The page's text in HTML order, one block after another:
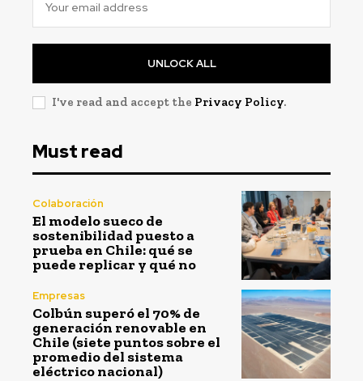
UNLOCK ALL
I've read and accept the Privacy Policy.
Must read
Colaboración
El modelo sueco de
sostenibilidad puesto a
prueba en Chile: qué se
puede replicar y qué no
Empresas
Colbún superó el 70% de
generación renovable en
Chile (siete puntos sobre el
promedio del sistema
eléctrico nacional)